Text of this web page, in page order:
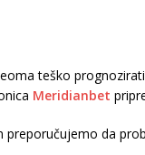
teško
Meridianbet
preporučujemo da